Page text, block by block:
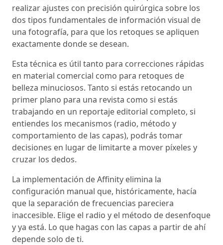
realizar ajustes con precisión quirúrgica sobre los
dos tipos fundamentales de información visual de
una fotografía, para que los retoques se apliquen
exactamente donde se desean.
Esta técnica es útil tanto para correcciones rápidas
en material comercial como para retoques de
belleza minuciosos. Tanto si estás retocando un
primer plano para una revista como si estás
trabajando en un reportaje editorial completo, si
entiendes los mecanismos (radio, método y
comportamiento de las capas), podrás tomar
decisiones en lugar de limitarte a mover píxeles y
cruzar los dedos.
La implementación de Affinity elimina la
configuración manual que, históricamente, hacía
que la separación de frecuencias pareciera
inaccesible. Elige el radio y el método de desenfoque
y ya está. Lo que hagas con las capas a partir de ahí
depende solo de ti.